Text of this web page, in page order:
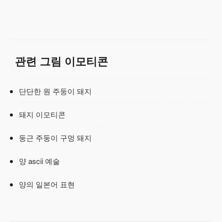
관련 그림 이모티콘
단단한 원 주둥이 돼지
돼지 이모티콘
둥근 주둥이 구멍 돼지
양 ascii 예술
양의 일본어 표현